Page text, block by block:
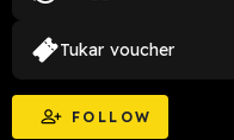
FOLLOW
Tukar voucher